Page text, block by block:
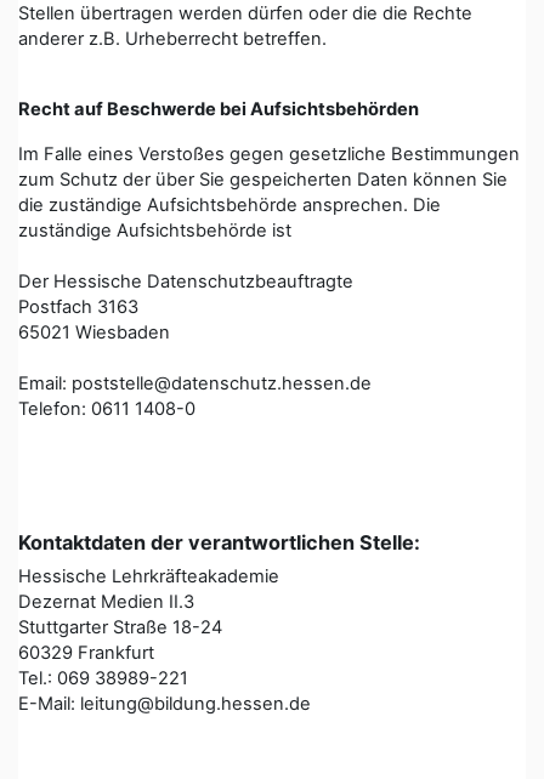
Stellen übertragen werden dürfen oder die die Rechte
anderer z.B. Urheberrecht betreffen.
Recht auf Beschwerde bei Aufsichtsbehörden
Im Falle eines Verstoßes gegen gesetzliche Bestimmungen
zum Schutz der über Sie gespeicherten Daten können Sie
die zuständige Aufsichtsbehörde ansprechen. Die
zuständige Aufsichtsbehörde ist
Der Hessische Datenschutzbeauftragte
Postfach 3163
65021 Wiesbaden
Email: poststelle@datenschutz.hessen.de
Telefon: 0611 1408-0
Kontaktdaten der verantwortlichen Stelle:
Hessische Lehrkräfteakademie
Dezernat Medien II.3
Stuttgarter Straße 18-24
60329 Frankfurt
Tel.: 069 38989-221
E-Mail: leitung@bildung.hessen.de